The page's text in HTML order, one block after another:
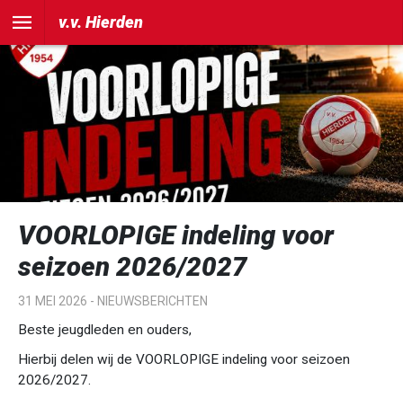
v.v. Hierden
VOORLOPIGE indeling voor
seizoen 2026/2027
31 MEI 2026 - NIEUWSBERICHTEN
Beste jeugdleden en ouders,
Hierbij delen wij de VOORLOPIGE indeling voor seizoen
2026/2027.